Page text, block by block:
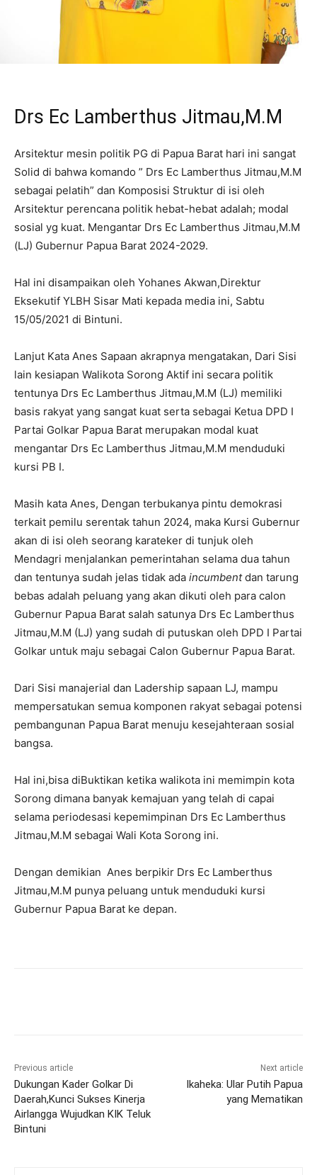
Drs Ec Lamberthus Jitmau,M.M
Arsitektur mesin politik PG di Papua Barat hari ini sangat
Solid di bahwa komando ” Drs Ec Lamberthus Jitmau,M.M
sebagai pelatih” dan Komposisi Struktur di isi oleh
Arsitektur perencana politik hebat-hebat adalah; modal
sosial yg kuat. Mengantar Drs Ec Lamberthus Jitmau,M.M
(LJ) Gubernur Papua Barat 2024-2029.
Hal ini disampaikan oleh Yohanes Akwan,Direktur
Eksekutif YLBH Sisar Mati kepada media ini, Sabtu
15/05/2021 di Bintuni.
Lanjut Kata Anes Sapaan akrapnya mengatakan, Dari Sisi
lain kesiapan Walikota Sorong Aktif ini secara politik
tentunya Drs Ec Lamberthus Jitmau,M.M (LJ) memiliki
basis rakyat yang sangat kuat serta sebagai Ketua DPD I
Partai Golkar Papua Barat merupakan modal kuat
mengantar Drs Ec Lamberthus Jitmau,M.M menduduki
kursi PB I.
Masih kata Anes, Dengan terbukanya pintu demokrasi
terkait pemilu serentak tahun 2024, maka Kursi Gubernur
akan di isi oleh seorang karateker di tunjuk oleh
Mendagri menjalankan pemerintahan selama dua tahun
dan tentunya sudah jelas tidak ada incumbentdan tarung
bebas adalah peluang yang akan dikuti oleh para calon
Gubernur Papua Barat salah satunya Drs Ec Lamberthus
Jitmau,M.M (LJ) yang sudah di putuskan oleh DPD I Partai
Golkar untuk maju sebagai Calon Gubernur Papua Barat.
Dari Sisi manajerial dan Ladership sapaan LJ, mampu
mempersatukan semua komponen rakyat sebagai potensi
pembangunan Papua Barat menuju kesejahteraan sosial
bangsa.
Hal ini,bisa diBuktikan ketika walikota ini memimpin kota
Sorong dimana banyak kemajuan yang telah di capai
selama periodesasi kepemimpinan Drs Ec Lamberthus
Jitmau,M.M sebagai Wali Kota Sorong ini.
Dengan demikian Anes berpikir Drs Ec Lamberthus
Jitmau,M.M punya peluang untuk menduduki kursi
Gubernur Papua Barat ke depan.
Previous article
Dukungan Kader Golkar Di
Daerah,Kunci Sukses Kinerja
Airlangga Wujudkan KIK Teluk
Bintuni
Next article
Ikaheka: Ular Putih Papua
yang Mematikan